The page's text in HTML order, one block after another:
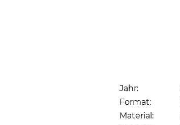
Jahr:
Format:
Material: